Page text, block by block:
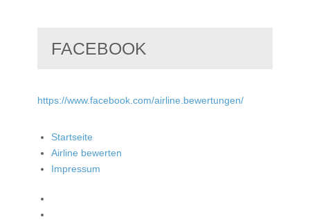
FACEBOOK
https://www.facebook.com/airline.bewertungen/
Startseite
Airline bewerten
Impressum